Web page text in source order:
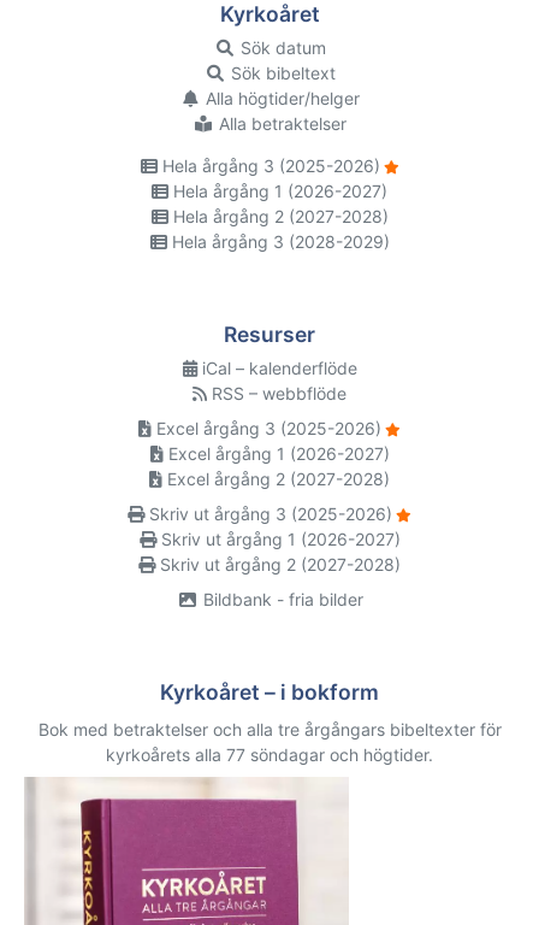
Kyrkoåret
Sök datum
Sök bibeltext
Alla högtider/helger
Alla betraktelser
Hela årgång 3 (2025-2026)
Hela årgång 1 (2026-2027)
Hela årgång 2 (2027-2028)
Hela årgång 3 (2028-2029)
Resurser
iCal – kalenderflöde
RSS – webbflöde
Excel årgång 3 (2025-2026)
Excel årgång 1 (2026-2027)
Excel årgång 2 (2027-2028)
Skriv ut årgång 3 (2025-2026)
Skriv ut årgång 1 (2026-2027)
Skriv ut årgång 2 (2027-2028)
Bildbank - fria bilder
Kyrkoåret – i bokform
Bok med betraktelser och alla tre årgångars bibeltexter för
kyrkoårets alla 77 söndagar och högtider.